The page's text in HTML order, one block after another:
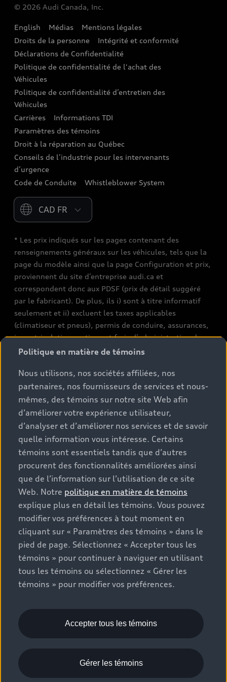
Accessoires
Audi connect
Assistance routière
Audi Care
Centres de carrosserie Audi
Garanties Audi et couverture
© 2026 Audi Canada, Inc.
English Médias
Mentions légales
Droits de la personne
Intégrité et conformité
Déclarations de Confidentialité
Politique de confidentialité de l'achat des
Véhicules
Politique de confidentialité d’entretien des
Véhicules
Carrières
Informations TDI
Paramètres des témoins
Droit à la réparation au Québec
Conseils de l’industrie pour les intervenants
d’urgence
Code de Conduite
Whistleblower System
Please select country
* Les prix indiqués sur les pages contenant des
renseignements généraux sur les véhicules, tels que la
page du modèle ainsi que la page Configuration et prix,
proviennent du site d’entreprise audi.ca et
correspondent donc aux PDSF (prix de détail suggéré
par le fabricant). De plus, ils i) sont à titre informatif
seulement et ii) excluent les taxes applicables
(climatiseur et pneus), permis de conduire, assurances,
immatriculation, options et frais d’administration des
concessionnaires. Les conditions et prix de vente réels
les pages de recherche de stocks de véhicules neufs et
d’occasion sont des prix de vente, tels que fixés par les
concessionnaires, et incluent les frais applicables tels
que les frais de transport et d’inspection de
prélivraison, les taxes environnementales (pour les
véhicules neufs) et les frais d’administration des
concessionnaires, mais n’incluent pas les taxes de
vente. Veuillez noter que les prix indiqués sur la page «
Estimation des paiements » correspondent aux PDSF
figurant sur la page « Configuration et prix » (à titre
informatif) et aux prix de vente figurant sur les pages
de recherche des stocks de véhicules neufs ou
d’occasion (prix de vente réels). Sur les pages de
renseignements généraux sur les véhicules, les modèles
sont présentés à titre d’exemple seulement et peuvent
inclure des caractéristiques qui ne sont pas offertes sur
les modèles canadiens. Bien que des efforts soient faits
pour garantir l’exactitude, des erreurs peuvent survenir
spécifications du modèle actuel. Tous droits réservés.
Les marques de commerce Audi AG sont utilisées sous
Politique en matière de témoins
Nous utilisons, nos sociétés affiliées, nos
partenaires, nos fournisseurs de services et nous-
mêmes, des témoins sur notre site Web afin
d’améliorer votre expérience utilisateur,
d’analyser et d’améliorer nos services et de savoir
quelle information vous intéresse. Certains
témoins sont essentiels tandis que d’autres
procurent des fonctionnalités améliorées ainsi
que de l’information sur l’utilisation de ce site
Web. Notre politique en matière de témoins
explique plus en détail les témoins. Vous pouvez
modifier vos préférences à tout moment en
cliquant sur « Paramètres des témoins » dans le
pied de page. Sélectionnez « Accepter tous les
témoins » pour continuer à naviguer en utilisant
tous les témoins ou sélectionnez « Gérer les
témoins » pour modifier vos préférences.
Accepter tous les témoins
Gérer les témoins